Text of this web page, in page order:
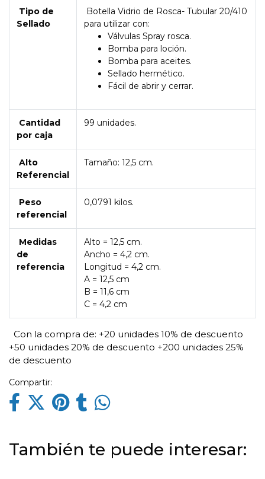
Tipo de
Sellado
Botella Vidrio de Rosca- Tubular 20/410
para utilizar con:
Válvulas Spray rosca.
Bomba para loción.
Bomba para aceites.
Sellado hermético.
Fácil de abrir y cerrar.
Cantidad
por caja
99 unidades.
Alto
Referencial
Tamaño: 12,5 cm.
Peso
referencial
0,0791 kilos.
Medidas
de
referencia
Alto = 12,5 cm.
Ancho = 4,2 cm.
Longitud = 4,2 cm.
A = 12,5 cm
B = 11,6 cm
C = 4,2 cm
Con la compra de: +20 unidades 10% de descuento
+50 unidades 20% de descuento +200 unidades 25%
de descuento
Compartir:
También te puede interesar: